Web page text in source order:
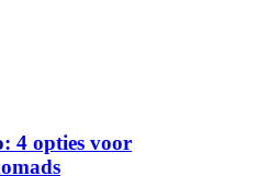
4 opties voor